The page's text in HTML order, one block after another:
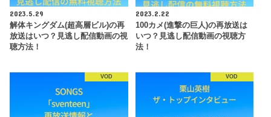
2023.5.29
解体キングダム(超高層ビル)の再
放送はいつ？見逃し配信動画の視
聴方法！
2023.2.22
100カメ(進撃の巨人)の再放送は
いつ？見逃し配信動画の視聴方
法！
VOD VOD